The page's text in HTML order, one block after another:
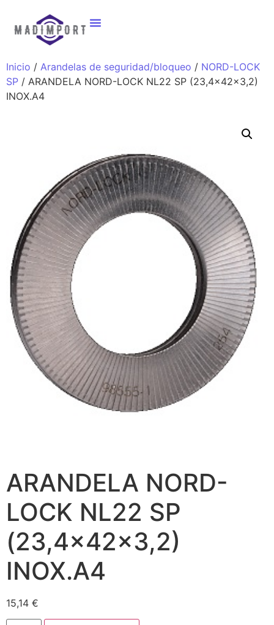
Inicio / Arandelas de seguridad/bloqueo / NORD-LOCK
SP / ARANDELA NORD-LOCK NL22 SP (23,4x42x3,2)
INOX.A4
ARANDELA NORD-
LOCK NL22 SP
(23,4x42x3,2)
INOX.A4
15,14 €